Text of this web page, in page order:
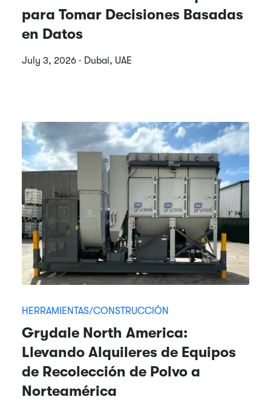
para Tomar Decisiones Basadas
en Datos
July 3, 2026 · Dubai, UAE
HERRAMIENTAS/CONSTRUCCIÓN
Grydale North America:
Llevando Alquileres de Equipos
de Recolección de Polvo a
Norteamérica